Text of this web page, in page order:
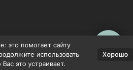
это помогает сайту
использовать
это устраивает.
Хорошо